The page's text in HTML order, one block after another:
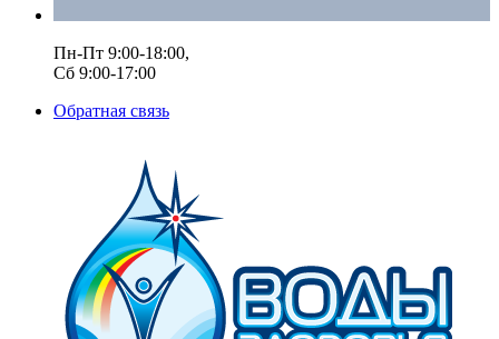
Пн-Пт 9:00-18:00,
Сб 9:00-17:00
Обратная связь